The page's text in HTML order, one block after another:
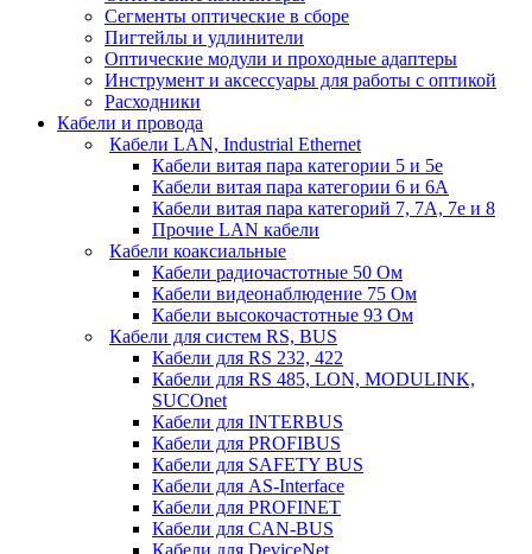
Сегменты оптические в сборе
Пигтейлы и удлинители
Оптические модули и проходные адаптеры
Инструмент и аксессуары для работы с оптикой
Расходники
Кабели и провода
Кабели LAN, Industrial Ethernet
Кабели витая пара категории 5 и 5е
Кабели витая пара категории 6 и 6A
Кабели витая пара категорий 7, 7А, 7е и 8
Прочие LAN кабели
Кабели коаксиальные
Кабели радиочастотные 50 Ом
Кабели видеонаблюдение 75 Ом
Кабели высокочастотные 93 Ом
Кабели для систем RS, BUS
Кабели для RS 232, 422
Кабели для RS 485, LON, MODULINK,
SUCOnet
Кабели для INTERBUS
Кабели для PROFIBUS
Кабели для SAFETY BUS
Кабели для AS-Interface
Кабели для PROFINET
Кабели для CAN-BUS
Кабели для DeviceNet